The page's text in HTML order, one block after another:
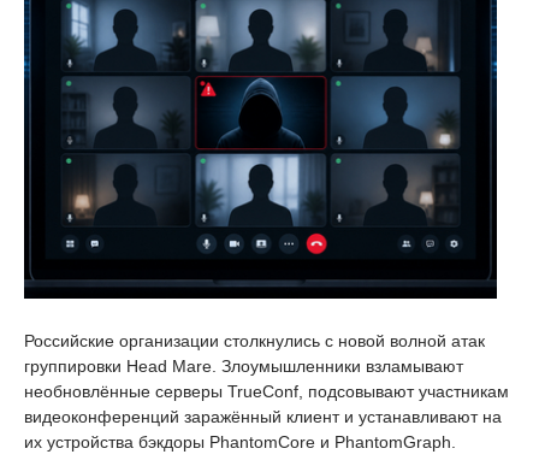
Российские организации столкнулись с новой волной атак
группировки Head Mare. Злоумышленники взламывают
необновлённые серверы TrueConf, подсовывают участникам
видеоконференций заражённый клиент и устанавливают на
их устройства бэкдоры PhantomCore и PhantomGraph.